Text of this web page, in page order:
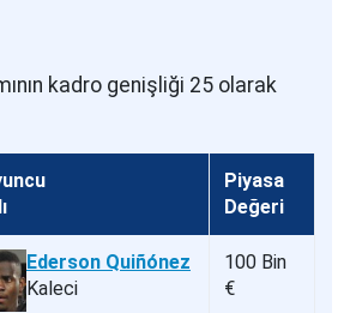
kadro genişliği 25 olarak
Piyasa
Değeri
Ederson Quiñónez
Kaleci
100 Bin
€